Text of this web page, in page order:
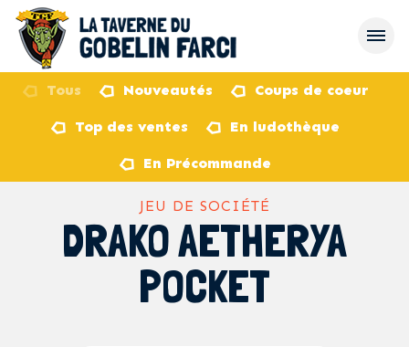
Tous Nouveautés Coups de coeur
Top des ventes En ludothèque
En Précommande
JEU DE SOCIÉTÉ
DRAKO AETHERYA
POCKET